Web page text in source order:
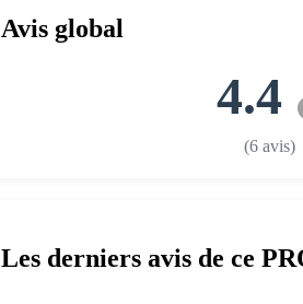
Avis global
4.4
(6 avis)
Les derniers avis de ce